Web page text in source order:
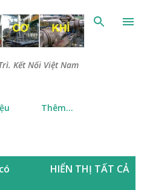
nội dung chính
Kết Nối Việt Nam
Thêm…
HIỂN THỊ TẤT CẢ